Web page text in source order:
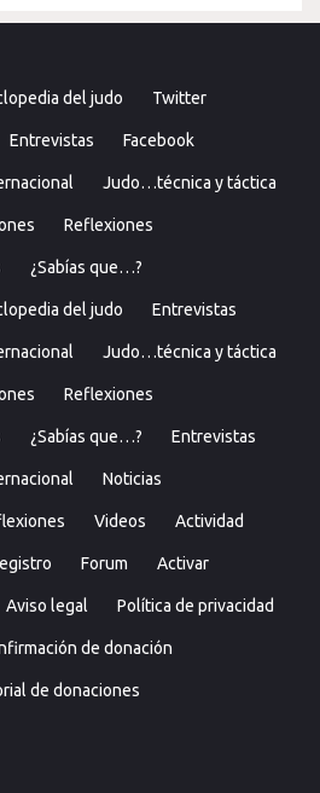
del judo Twitter
Entrevistas Facebook
Judo…técnica y táctica
Reflexiones
¿Sabías que…?
del judo Entrevistas
Judo…técnica y táctica
Reflexiones
¿Sabías que…? Entrevistas
Noticias
Videos Actividad
Forum Activar
Aviso legal Política de privacidad
de donación
de donaciones